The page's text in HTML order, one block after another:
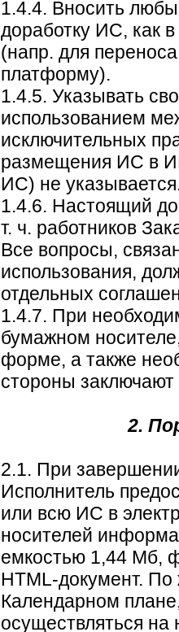
1.4.4. Вносить
доработку ИС, как
(напр. для
платформу).
1.4.5. Указывать
использованием
исключительных
размещения ИС в
ИС) не
1.4.6. Настоящий
т. ч. работников
Все вопросы,
использования,
отдельных
1.4.7. При
бумажном
форме, а также
стороны
2.
2.1. При
Исполнитель
или всю ИС в
носителей
емкостью 1,44 Мб,
HTML-документ.
Календарном
осуществляться